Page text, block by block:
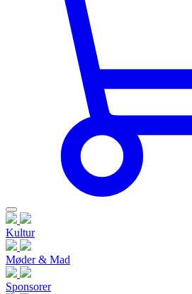
Kultur
Møder & Mad
Sponsorer